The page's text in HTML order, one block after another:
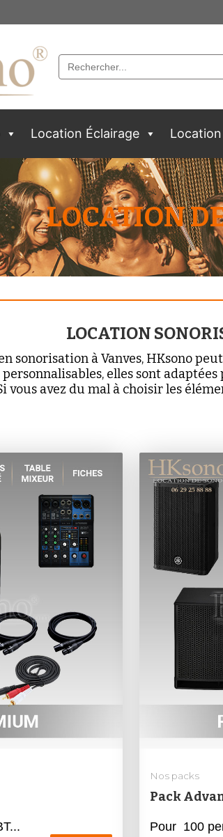
Search
for:
Location Éclairage
LOCATION
LOCATION
sonorisation à Vanves, HKsono
personnalisables, elles sont
vous avez du mal à choisir les
Nos packs
Pack
Pour 100